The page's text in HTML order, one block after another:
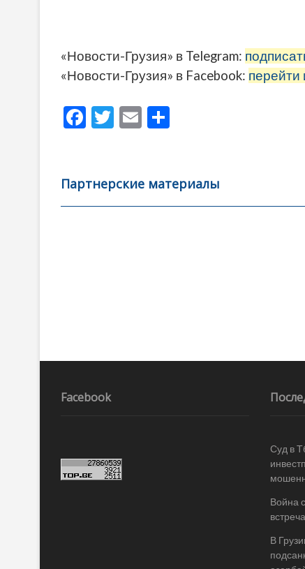
«Новости-Грузия» в Telegram:
«Новости-Грузия» в Facebook: перейти
F
b
o
T
er
E
l
а
в
Партнерские материалы
Facebook
Суд в
Война
В